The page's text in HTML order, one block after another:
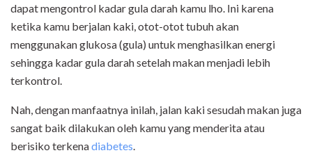
dapat mengontrol kadar gula darah kamu lho. Ini karena
ketika kamu berjalan kaki, otot-otot tubuh akan
menggunakan glukosa (gula) untuk menghasilkan energi
sehingga kadar gula darah setelah makan menjadi lebih
terkontrol.
Nah, dengan manfaatnya inilah, jalan kaki sesudah makan juga
sangat baik dilakukan oleh kamu yang menderita atau
berisiko terkenadiabetes